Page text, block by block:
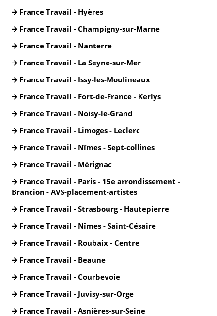
France Travail - Hyères
France Travail - Champigny-sur-Marne
France Travail - Nanterre
France Travail - La Seyne-sur-Mer
France Travail - Issy-les-Moulineaux
France Travail - Fort-de-France - Kerlys
France Travail - Noisy-le-Grand
France Travail - Limoges - Leclerc
France Travail - Nîmes - Sept-collines
France Travail - Mérignac
France Travail - Paris - 15e arrondissement -
Brancion - AVS-placement-artistes
France Travail - Strasbourg - Hautepierre
France Travail - Nîmes - Saint-Césaire
France Travail - Roubaix - Centre
France Travail - Beaune
France Travail - Courbevoie
France Travail - Juvisy-sur-Orge
France Travail - Asnières-sur-Seine